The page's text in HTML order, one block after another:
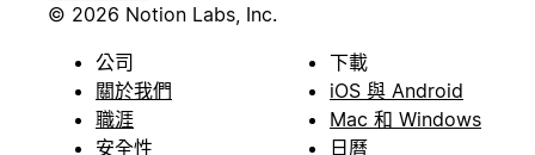
© 2026 Notion Labs, Inc.
公司
關於我們
職涯
安全性
下載
iOS 與 Android
Mac 和 Windows
日曆